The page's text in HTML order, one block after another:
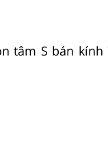
tâm S bán kính